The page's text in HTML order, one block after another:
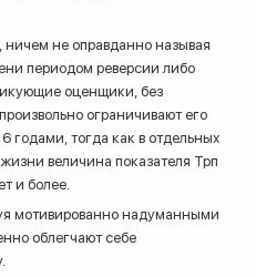
не оправданно называя
периодом реверсии либо
оценщики, без
ограничивают его
годами, тогда как в отдельных
величина показателя Трп
и более.
мотивированно надуманными
облегчают себе